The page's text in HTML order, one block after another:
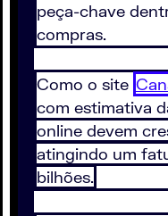
peça-chave
compras.
Como o site
com estimativa
online devem
atingindo um
bilhões.